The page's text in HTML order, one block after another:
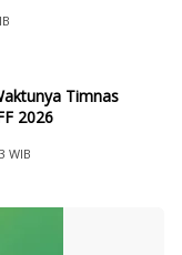
Timnas
2026
WIB